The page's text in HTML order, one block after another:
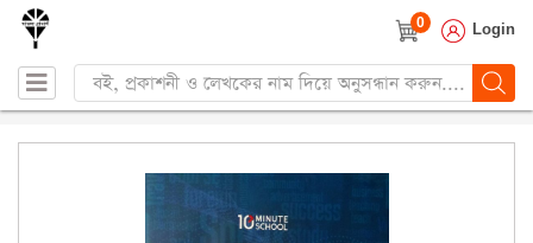
0 Login
Products
search